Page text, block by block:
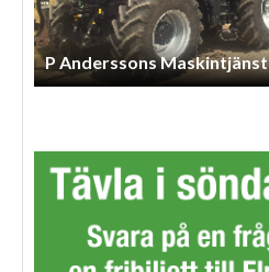
Törestorp Maskintjänst AB